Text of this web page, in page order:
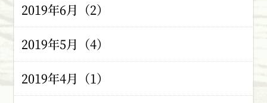
2019年6月（2）
2019年5月（4）
2019年4月（1）